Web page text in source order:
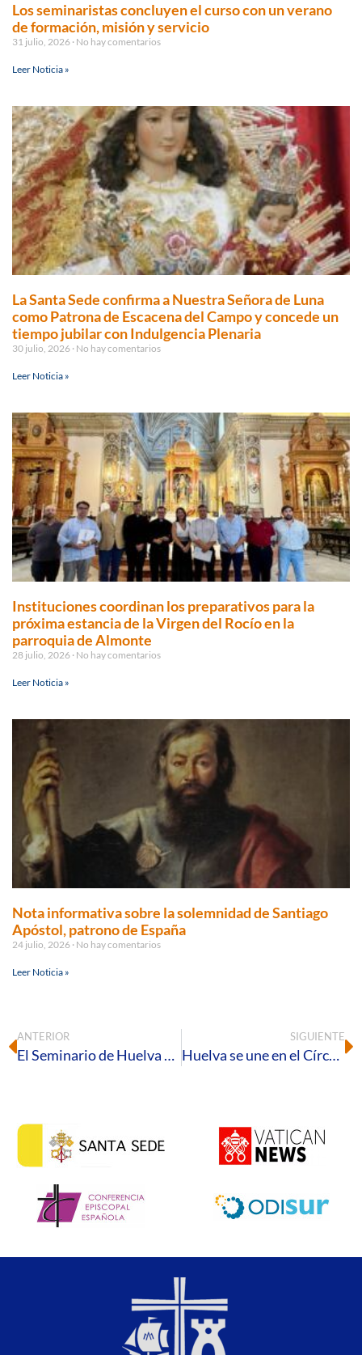
Los seminaristas concluyen el curso con un verano
de formación, misión y servicio
31 julio, 2026 No hay comentarios
Leer Noticia »
La Santa Sede confirma a Nuestra Señora de Luna
como Patrona de Escacena del Campo y concede un
tiempo jubilar con Indulgencia Plenaria
30 julio, 2026 No hay comentarios
Leer Noticia »
Instituciones coordinan los preparativos para la
próxima estancia de la Virgen del Rocío en la
parroquia de Almonte
28 julio, 2026 No hay comentarios
Leer Noticia »
Nota informativa sobre la solemnidad de Santiago
Apóstol, patrono de España
24 julio, 2026 No hay comentarios
Leer Noticia »
ANTERIOR
El Seminario de Huelva acoge el VI Retiro para Matrimonios de Proyecto Amor Conyugal
SIGUIENTE
Huelva se une en el Círculo de Silencio para apoyar a las empleadas del hogar migrantes